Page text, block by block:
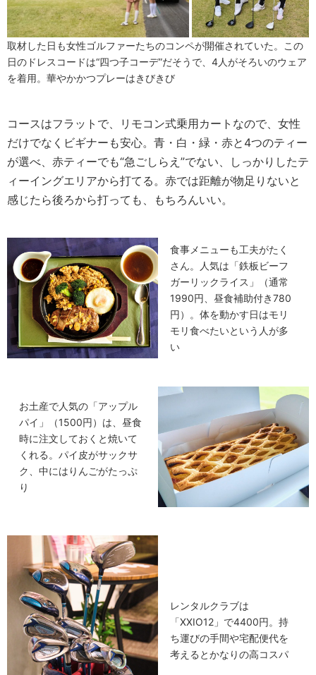
取材した日も女性ゴルファーたちのコンペが開催されていた。この
日のドレスコードは“四つ子コーデ”だそうで、4人がそろいのウェア
を着用。華やかかつプレーはきびきび
コースはフラットで、リモコン式乗用カートなので、女性
だけでなくビギナーも安心。青・白・緑・赤と4つのティー
が選べ、赤ティーでも“急ごしらえ”でない、しっかりしたテ
ィーイングエリアから打てる。赤では距離が物足りないと
感じたら後ろから打っても、もちろんいい。
食事メニューも工夫がたく
さん。人気は「鉄板ビーフ
ガーリックライス」（通常
1990円、昼食補助付き780
円）。体を動かす日はモリ
モリ食べたいという人が多
い
お土産で人気の「アップル
パイ」（1500円）は、昼食
時に注文しておくと焼いて
くれる。パイ皮がサックサ
ク、中にはりんごがたっぷ
り
レンタルクラブは
「XXIO12」で4400円。持
ち運びの手間や宅配便代を
考えるとかなりの高コスパ